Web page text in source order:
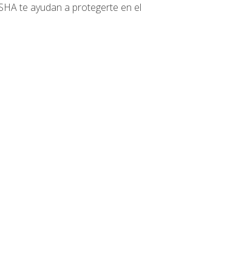
te ayudan a protegerte en el